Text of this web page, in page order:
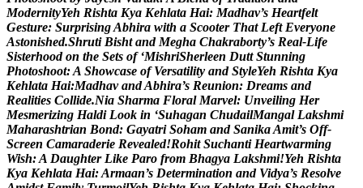
ModernityYeh Rishta Kya Kehlata Hai: Madhav’s Heartfelt
Gesture: SurprisingAbhira with a Scooter That Left Everyone
Astonished.Shruti Bisht and Megha Chakraborty’s Real-Life
Sisterhood on the Sets of ‘MishriSherleen Dutt Stunning
Photoshoot:A Showcase of Versatility and StyleYeh Rishta Kya
Kehlata Hai:Madhav andAbhira’s Reunion: Dreams and
Realities Collide.Nia Sharma Floral Marvel: Unveiling Her
Mesmerizing Haldi Look in ‘Suhagan ChudailMangal Lakshmi
Maharashtrian Bond: Gayatri Soham and SanikaAmit’s Off-
Screen Camaraderie Revealed!Rohit Suchanti Heartwarming
Wish:A Daughter Like Paro from Bhagya Lakshmi!Yeh Rishta
Kya Kehlata Hai:Armaan’s Determination and Vidya’s Resolve